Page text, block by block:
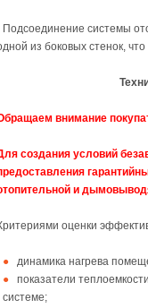
Подсоединение системы
из боковых стенок,
внимание
создания условий
и
оценки
динамика нагрева
показатели
системе;